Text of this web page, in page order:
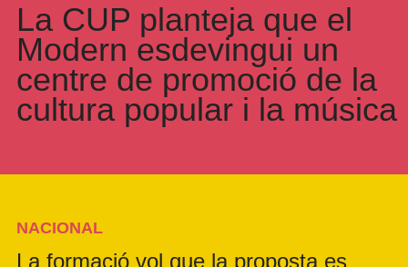
La CUP planteja que el
Modern esdevingui un
centre de promoció de la
cultura popular i la música
NACIONAL
La formació vol que la proposta es